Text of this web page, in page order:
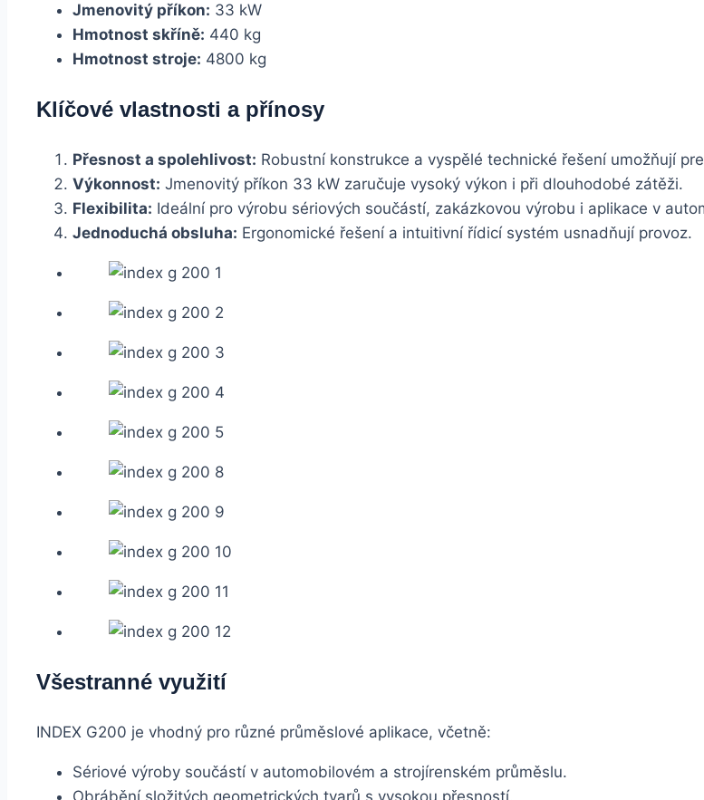
Jmenovitý příkon: 33 kW
Hmotnost skříně: 440 kg
Hmotnost stroje: 4800 kg
Klíčové vlastnosti a přínosy
Přesnost a spolehlivost: Robustní konstrukce a vyspělé technické řešení umožňují
Výkonnost: Jmenovitý příkon 33 kW zaručuje vysoký výkon i při dlouhodobé zátěži.
Flexibilita: Ideální pro výrobu sériových součástí, zakázkovou výrobu i aplikace v
Jednoduchá obsluha: Ergonomické řešení a intuitivní řídicí systém usnadňují provoz.
Všestranné využití
INDEX G200 je vhodný pro různé průměslové aplikace, včetně:
Sériové výroby součástí v automobilovém a strojírenském průměslu.
Obrábění složitých geometrických tvarů s vysokou přesností.